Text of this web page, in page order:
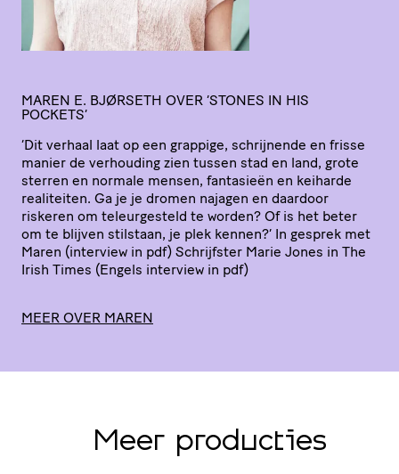
MAREN E. BJØRSETH OVER ‘STONES IN HIS
POCKETS’
‘Dit verhaal laat op een grappige, schrijnende en frisse
manier de verhouding zien tussen stad en land, grote
sterren en normale mensen, fantasieën en keiharde
realiteiten. Ga je je dromen najagen en daardoor
riskeren om teleur­ge­steld te worden? Of is het beter
om te blijven stilstaan, je plek kennen?’ In gesprek met
Maren (interview in pdf) Schrijfster Marie Jones in The
Irish Times (Engels interview in pdf)
MEER OVER MAREN
Meer producties